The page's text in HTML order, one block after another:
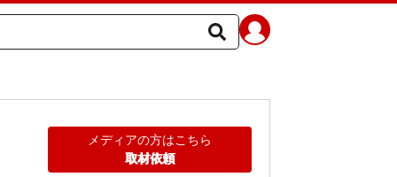
メディアの方はこちら
取材依頼